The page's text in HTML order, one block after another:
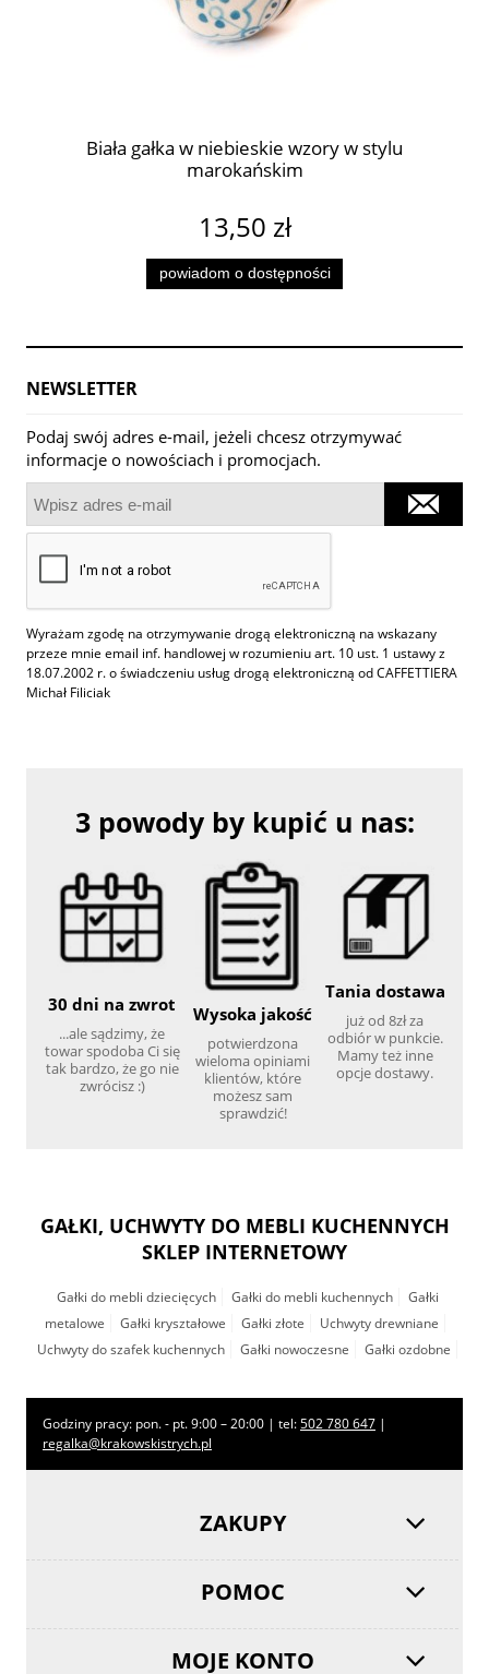
Biała gałka w niebieskie wzory w stylu
marokańskim
13,50 zł
powiadom o dostępności
NEWSLETTER
Podaj swój adres e-mail, jeżeli chcesz otrzymywać
informacje o nowościach i promocjach.
Wyrażam zgodę na otrzymywanie drogą elektroniczną na wskazany
przeze mnie email inf. handlowej w rozumieniu art. 10 ust. 1 ustawy z
18.07.2002 r. o świadczeniu usług drogą elektroniczną od CAFFETTIERA
Michał Filiciak
3 powody by kupić u nas:
30 dni na zwrot
...ale sądzimy, że
towar spodoba Ci się
tak bardzo, że go nie
zwrócisz :)
Wysoka jakość
potwierdzona
wieloma opiniami
klientów, które
możesz sam
sprawdzić!
Tania dostawa
już od 8zł za
odbiór w punkcie.
Mamy też inne
opcje dostawy.
GAŁKI, UCHWYTY DO MEBLI KUCHENNYCH
SKLEP INTERNETOWY
Gałki do mebli dziecięcych Gałki do mebli kuchennych
Gałki
metalowe
Gałki kryształowe Gałki złote
Uchwyty drewniane
Uchwyty do szafek kuchennych
Gałki nowoczesne Gałki ozdobne
Godziny pracy: pon. - pt. 9:00 – 20:00 | tel:502 780 647 |
regalka@krakowskistrych.pl
ZAKUPY
POMOC
MOJE KONTO